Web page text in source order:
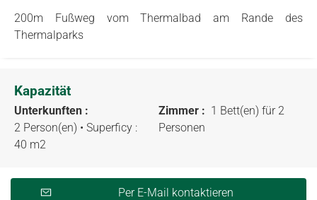
200m Fußweg vom Thermalbad am Rande des
Thermalparks
Kapazität
Unterkunften :
2 Person(en) • Superficy :
40 m2
Zimmer : 1 Bett(en) für 2
Personen
Per E-Mail kontaktieren